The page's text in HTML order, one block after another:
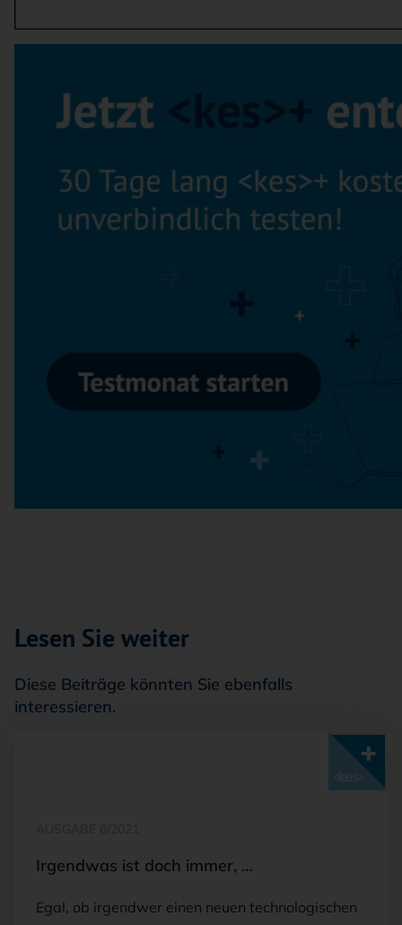
Lesen Sie weiter
Diese Beiträge könnten Sie ebenfalls
interessieren.
Irgendwas ist doch immer, …
Egal, ob irgendwer einen neuen technologischen